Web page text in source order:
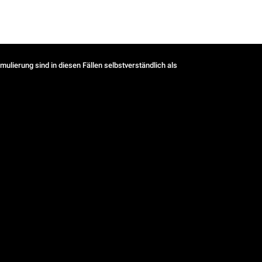
sind in diesen Fällen selbstverständlich als